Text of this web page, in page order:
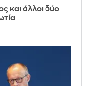
και άλλοι δύο